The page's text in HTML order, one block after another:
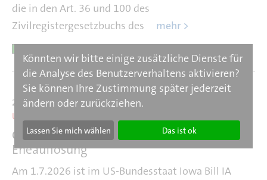
die in den Art. 36 und 100 des
Zivilregistergesetzbuchs des
mehr >
29. Juli 2026
USA/Iowa
Gesetz zu Namensänderung bei
Eheauflösung
Am 1.7.2026 ist im US-Bundesstaat Iowa Bill IA
Könnten wir bitte einige zusätzliche Dienste für
die Analyse des Benutzerverhaltens aktivieren?
Sie können Ihre Zustimmung später jederzeit
ändern oder zurückziehen.
Lassen Sie mich wählen Das ist ok